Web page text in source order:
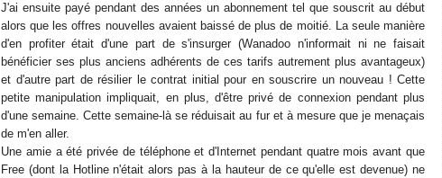
J'ai ensuite payé pendant des années un abonnement tel que souscrit au début
alors que les offres nouvelles avaient baissé de plus de moitié. La seule manière
d'en profiter était d'une part de s'insurger (Wanadoo n'informait ni ne faisait
bénéficier ses plus anciens adhérents de ces tarifs autrement plus avantageux)
et d'autre part de résilier le contrat initial pour en souscrire un nouveau ! Cette
petite manipulation impliquait, en plus, d'être privé de connexion pendant plus
d'une semaine. Cette semaine-là se réduisait au fur et à mesure que je menaçais
de m'en aller.
Une amie a été privée de téléphone et d'Internet pendant quatre mois avant que
Free (dont la Hotline n'était alors pas à la hauteur de ce qu'elle est devenue) ne